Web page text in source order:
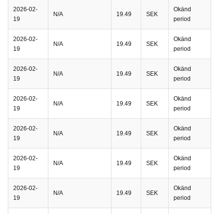
2026-02-
19
N/A 19.49 SEK
Okänd
period
2026-02-
19
N/A 19.49 SEK
Okänd
period
2026-02-
19
N/A 19.49 SEK
Okänd
period
2026-02-
19
N/A 19.49 SEK
Okänd
period
2026-02-
19
N/A 19.49 SEK
Okänd
period
2026-02-
19
N/A 19.49 SEK
Okänd
period
2026-02-
19
N/A 19.49 SEK
Okänd
period